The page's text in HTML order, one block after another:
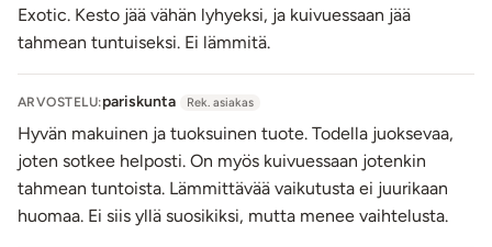
Exotic. Kesto jää vähän lyhyeksi, ja kuivuessaan jää
tahmean tuntuiseksi. Ei lämmitä.
ARVOSTELU:pariskunta Rek. asiakas
Hyvän makuinen ja tuoksuinen tuote. Todella juoksevaa,
joten sotkee helposti. On myös kuivuessaan jotenkin
tahmean tuntoista. Lämmittävää vaikutusta ei juurikaan
huomaa. Ei siis yllä suosikiksi, mutta menee vaihtelusta.